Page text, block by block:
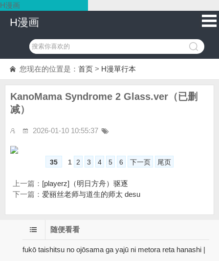
H漫画
H漫画
您现在的位置是： 首页 > H漫單行本
KanoMama Syndrome 2 Glass.ver（已删
减）
2026-01-10 10:55:37
35 1 2 3 4 5 6 下一页 尾页
上一篇： [playerz]（明日方舟）驱逐
下一篇： 爱丽丝老师与道生的师太 desu
随便看看
fukō taishitsu no ojōsama ga yajū ni metora reta hanashi |